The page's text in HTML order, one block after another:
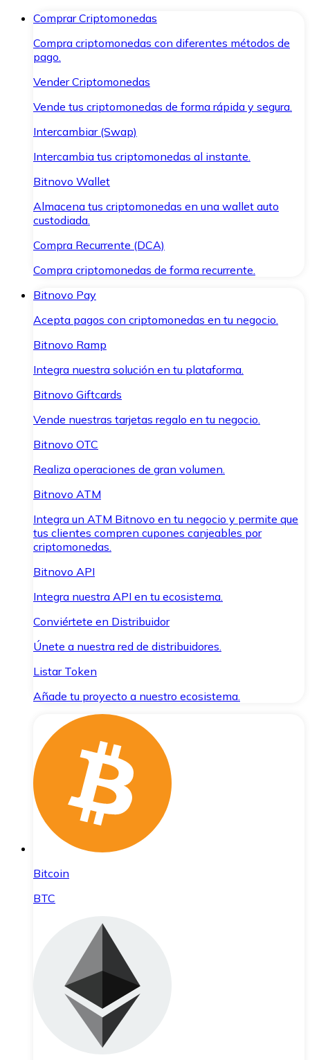
Comprar Criptomonedas
Compra criptomonedas con diferentes métodos de
pago.
Vender Criptomonedas
Vende tus criptomonedas de forma rápida y segura.
Intercambiar (Swap)
Intercambia tus criptomonedas al instante.
Bitnovo Wallet
Almacena tus criptomonedas en una wallet auto
custodiada.
Compra Recurrente (DCA)
Compra criptomonedas de forma recurrente.
Bitnovo Pay
Acepta pagos con criptomonedas en tu negocio.
Bitnovo Ramp
Integra nuestra solución en tu plataforma.
Bitnovo Giftcards
Vende nuestras tarjetas regalo en tu negocio.
Bitnovo OTC
Realiza operaciones de gran volumen.
Bitnovo ATM
Integra un ATM Bitnovo en tu negocio y permite que
tus clientes compren cupones canjeables por
criptomonedas.
Bitnovo API
Integra nuestra API en tu ecosistema.
Conviértete en Distribuidor
Únete a nuestra red de distribuidores.
Listar Token
Añade tu proyecto a nuestro ecosistema.
Bitcoin
BTC